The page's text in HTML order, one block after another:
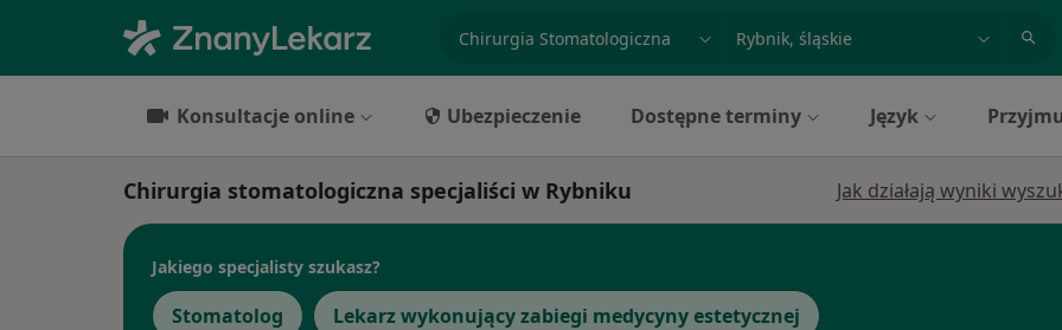
miasto lub dzielnica
Konsultacje online Ubezpieczenie Dostępne terminy Język
Chirurgia stomatologiczna specjaliści w Rybniku Jak działają wyniki
Jakiego specjalisty szukasz?
Stomatolog Lekarz wykonujący zabiegi medycyny estetycznej